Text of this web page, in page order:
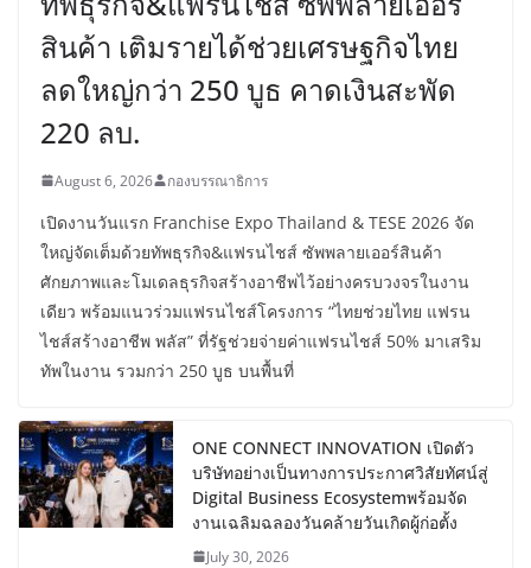
สินค้า เติมรายได้ช่วยเศรษฐกิจไทย
ลดใหญ่กว่า 250 บูธ คาดเงินสะพัด
220 ลบ.
August 6, 2026 กองบรรณาธิการ
เปิดงานวันแรก Franchise Expo Thailand & TESE 2026 จัด
ใหญ่จัดเต็มด้วยทัพธุรกิจ&แฟรนไชส์ ซัพพลายเออร์สินค้า
ศักยภาพและโมเดลธุรกิจสร้างอาชีพไว้อย่างครบวงจรในงาน
เดียว พร้อมแนวร่วมแฟรนไชส์โครงการ “ไทยช่วยไทย แฟรน
ไชส์สร้างอาชีพ พลัส” ที่รัฐช่วยจ่ายค่าแฟรนไชส์ 50% มาเสริม
ทัพในงาน รวมกว่า 250 บูธ บนพื้นที่
ONE CONNECT INNOVATION เปิดตัว
บริษัทอย่างเป็นทางการประกาศวิสัยทัศน์สู่
Digital Business Ecosystemพร้อมจัด
งานเฉลิมฉลองวันคล้ายวันเกิดผู้ก่อตั้ง
July 30, 2026